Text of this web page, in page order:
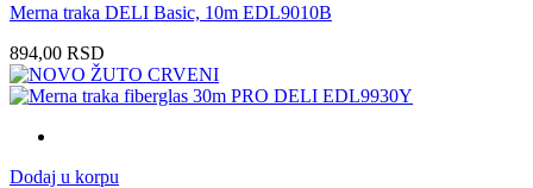
Merna traka DELI Basic, 10m EDL9010B
894,00 RSD
Dodaj u korpu